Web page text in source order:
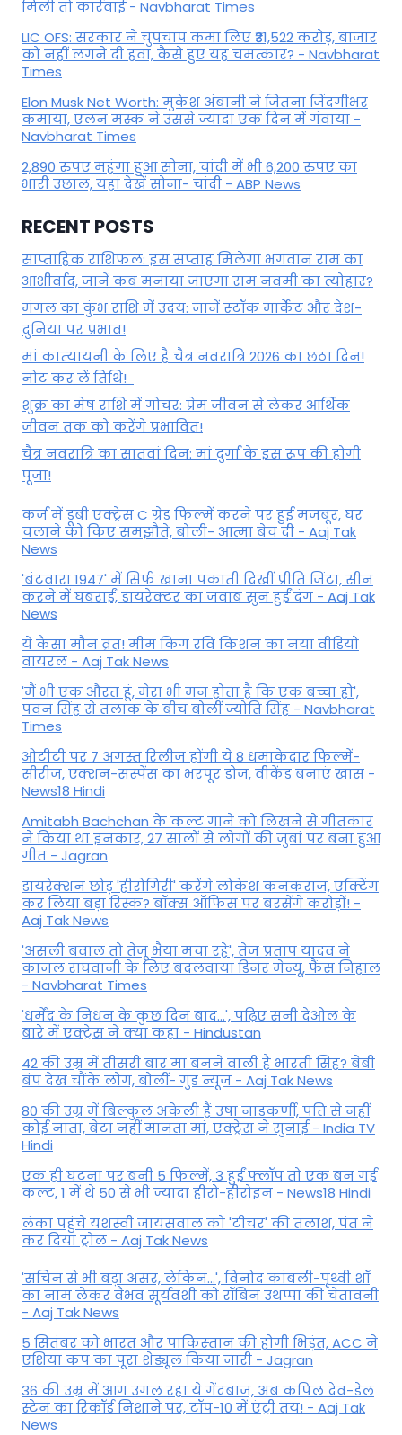
मिली तो कार्रवाई - Navbharat Times
LIC OFS: सरकार ने चुपचाप कमा लिए ₹31,522 करोड़, बाजार
को नहीं लगने दी हवा, कैसे हुए यह चमत्कार? - Navbharat
Times
Elon Musk Net Worth: मुकेश अंबानी ने जितना जिंदगीभर
कमाया, एलन मस्क ने उससे ज्यादा एक दिन में गंवाया -
Navbharat Times
2,890 रुपए महंगा हुआ सोना, चांदी में भी 6,200 रुपए का
भारी उछाल, यहां देखें सोना- चांदी - ABP News
RECENT POSTS
साप्ताहिक राशिफल: इस सप्ताह मिलेगा भगवान राम का
आशीर्वाद, जानें कब मनाया जाएगा राम नवमी का त्योहार?
मंगल का कुंभ राशि में उदय: जानें स्‍टॉक मार्केट और देश-
दुनिया पर प्रभाव!
मां कात्‍यायनी के लिए है चैत्र नवरात्रि 2026 का छठा दिन!
नोट कर लें तिथि!
शुक्र का मेष राशि में गोचर: प्रेम जीवन से लेकर आर्थिक
जीवन तक को करेंगे प्रभावित!
चैत्र नवरात्रि का सातवां दिन: मां दुर्गा के इस रूप की होगी
पूजा!
कर्ज में डूबी एक्ट्रेस C ग्रेड फिल्में करने पर हुई मजबूर, घर
चलाने को किए समझौते, बोली- आत्मा बेच दी - Aaj Tak
News
'बंटवारा 1947' में सिर्फ खाना पकाती दिखीं प्रीति जिंटा, सीन
करने में घबराईं, डायरेक्टर का जवाब सुन हुईं दंग - Aaj Tak
News
ये कैसा मौन व्रत! मीम किंग रवि किशन का नया वीडियो
वायरल - Aaj Tak News
'मैं भी एक औरत हूं, मेरा भी मन होता है कि एक बच्चा हो',
पवन सिंह से तलाक के बीच बोलीं ज्योति सिंह - Navbharat
Times
ओटीटी पर 7 अगस्त रिलीज होंगी ये 8 धमाकेदार फिल्में-
सीरीज, एक्शन-सस्पेंस का भरपूर डोज, वीकेंड बनाएं खास -
News18 Hindi
Amitabh Bachchan के कल्ट गाने को लिखने से गीतकार
ने किया था इनकार, 27 सालों से लोगों की जुबां पर बना हुआ
गीत - Jagran
डायरेक्शन छोड़ 'हीरोगिरी' करेंगे लोकेश कनकराज, एक्टिंग
कर लिया बड़ा रिस्क? बॉक्स ऑफिस पर बरसेंगे करोड़ों! -
Aaj Tak News
'असली बवाल तो तेजू भैया मचा रहे', तेज प्रताप यादव ने
काजल राघवानी के लिए बदलवाया डिनर मेन्यू, फैंस न‍िहाल
- Navbharat Times
'धर्मेंद्र के निधन के कुछ दिन बाद...', पढ़िए सनी देओल के
बारे में एक्ट्रेस ने क्या कहा - Hindustan
42 की उम्र में तीसरी बार मां बनने वाली हैं भारती सिंह? बेबी
बंप देख चौंके लोग, बोलीं- गुड न्यूज - Aaj Tak News
80 की उम्र में बिल्कुल अकेली हैं उषा नाडकर्णी, पति से नहीं
कोई नाता, बेटा नहीं मानता मां, एक्ट्रेस ने सुनाई - India TV
Hindi
एक ही घटना पर बनी 5 फिल्में, 3 हुईं फ्लॉप तो एक बन गई
कल्ट, 1 में थे 50 से भी ज्यादा हीरो-हीरोइन - News18 Hindi
लंका पहुंचे यशस्वी जायसवाल को 'टीचर' की तलाश, पंत ने
कर द‍िया ट्रोल - Aaj Tak News
'सचिन से भी बड़ा असर, लेकिन...', व‍िनोद कांबली-पृथ्वी शॉ
का नाम लेकर वैभव सूर्यवंशी को रॉबिन उथप्पा की चेतावनी
- Aaj Tak News
5 सितंबर को भारत और पाकिस्‍तान की होगी भिड़ंत, ACC ने
एशिया कप का पूरा शेड्यूल किया जारी - Jagran
36 की उम्र में आग उगल रहा ये गेंदबाज, अब कपिल देव-डेल
स्टेन का रिकॉर्ड निशाने पर, टॉप-10 में एंट्री तय! - Aaj Tak
News